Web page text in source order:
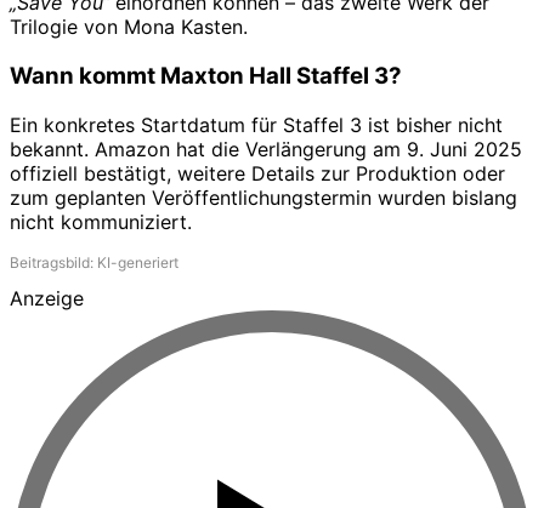
Trilogie von Mona Kasten.
Wann kommt Maxton Hall Staffel 3?
Ein konkretes Startdatum für Staffel 3 ist bisher nicht
bekannt. Amazon hat die Verlängerung am 9. Juni 2025
offiziell bestätigt, weitere Details zur Produktion oder
zum geplanten Veröffentlichungstermin wurden bislang
nicht kommuniziert.
Beitragsbild: KI-generiert
Anzeige